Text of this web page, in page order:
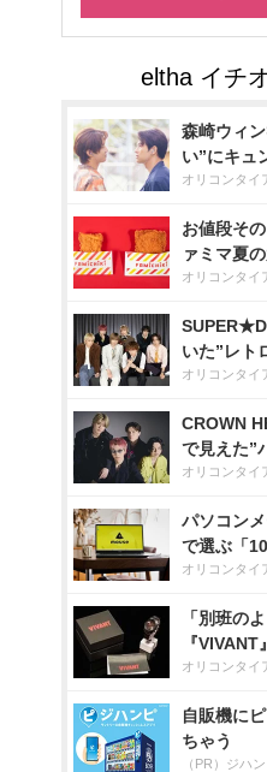
森崎ウィ
い”にキュ
オリコンタイ
お値段そ
ァミマ夏
オリコンタイ
いた”レト
オリコンタイ
CROWN
で見えた”
オリコンタイ
パソコン
で選ぶ「
オリコンタイ
「別班の
『
オリコンタイ
自販機に
ちゃう
（PR）ジハ